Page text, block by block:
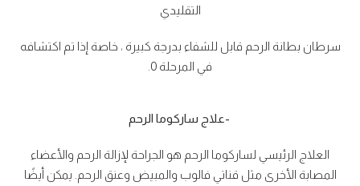
التقليدي
سرطان بطانة الرحم قابل للشفاء بدرجة كبيرة ، خاصة إذا تم اكتشافه
في المرحلة 0.
-علاج ساركوما الرحم
العلاج الرئيسي لساركوما الرحم هو الجراحة لإزالة الرحم والأعضاء
المصابة الأخرى مثل قناتي فالوب والمبيض وعنق الرحم. يمكن أيضًا